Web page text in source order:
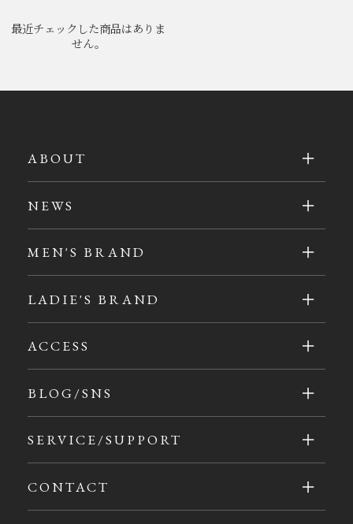
最近チェックした商品はありま
せん。
ABOUT
NEWS
MEN'S BRAND
LADIE'S BRAND
ACCESS
BLOG/SNS
SERVICE/SUPPORT
CONTACT